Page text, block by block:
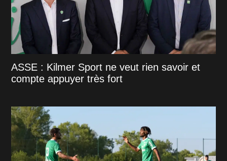
ASSE : Kilmer Sport ne veut rien savoir et
compte appuyer très fort